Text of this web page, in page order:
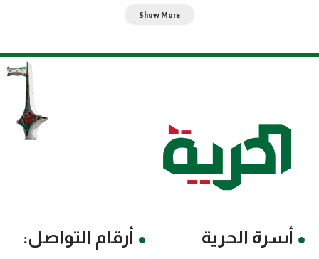
Show More
أسرة الحرية أرقام التواصل: